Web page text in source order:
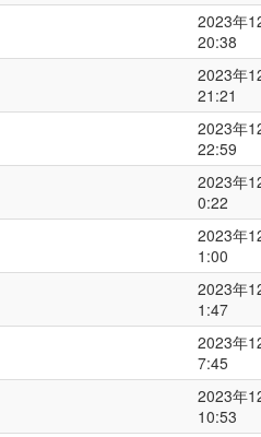
2023年
20:38
2023年
21:21
2023年
22:59
2023年
0:22
2023年
1:00
2023年
1:47
2023年
7:45
2023年
10:53